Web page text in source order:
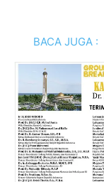
BACA JUGA :